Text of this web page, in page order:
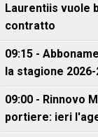
Laurentiis vuole
contratto
09:15 -
la stagione 2026-
09:00 - Rinnovo
portiere: ieri